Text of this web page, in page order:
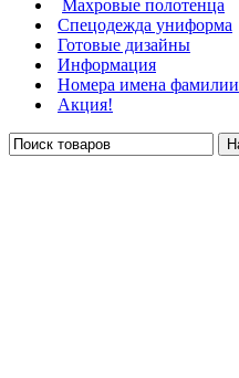
Махровые полотенца
Cпецодежда униформа
Готовые дизайны
Информация
Номера имена фамилии
Акция!